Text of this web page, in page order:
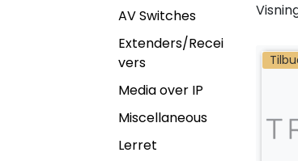
AV Switches
Extenders/Recei
vers
Media over IP
Miscellaneous
Lerret